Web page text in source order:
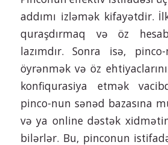
addımı izləmək kifayətdir.
quraşdırmaq və öz
lazımdır. Sonra isə,
öyrənmək və öz
konfiqurasiya etmək
pinco-nun sənəd bazasına
və ya online dəstək
bilərlər. Bu, pinconun